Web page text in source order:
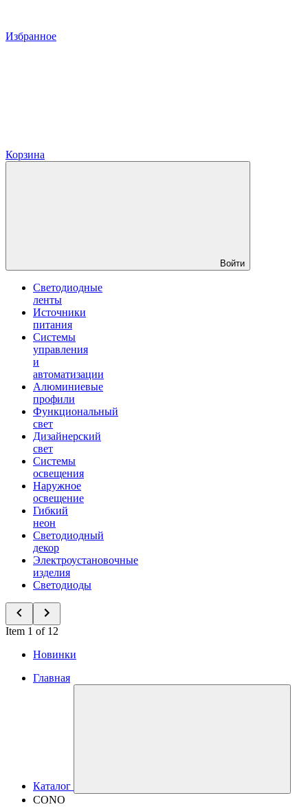
Избранное
Корзина
Войти
Светодиодные
ленты
Источники
питания
Системы
управления
и
автоматизации
Алюминиевые
профили
Функциональный
свет
Дизайнерский
свет
Системы
освещения
Наружное
освещение
Гибкий
неон
Светодиодный
декор
Электроустановочные
изделия
Светодиоды
Item 1 of 12
Новинки
Главная
Каталог
CONO